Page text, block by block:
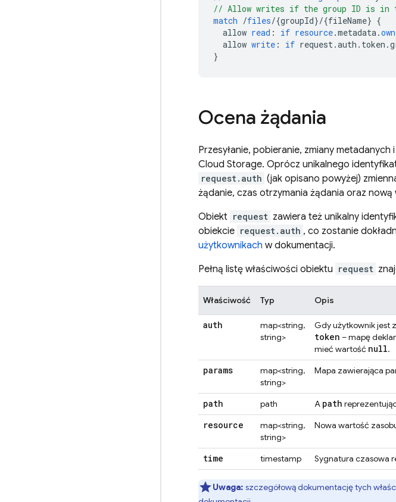
// Allow writes if the group ID is in
match /files/{groupId}/{fileName} {
allow read : if resource.metadata.
allow write : if request.auth . token .
}
Ocena żądania
Przesyłanie, pobieranie, zmiany
Cloud Storage. Oprócz unikalnego
request.auth (jak opisano powyżej)
żądanie, czas otrzymania żądania oraz
Obiekt request zawiera też unikalny
obiekcie request.auth , co zostanie
użytkownikach w dokumentacji.
Pełną listę właściwości obiektu request
Właściwość Typ Opis
auth
map<string,
string>
Gdy użytkownik jest
token – mapę
mieć wartość null.
params
map<string,
string>
Mapa zawierająca
path path A path
resource
map<string,
string>
Nowa wartość
time timestamp Sygnatura czasowa
Uwaga: szczegółową dokumentację tych